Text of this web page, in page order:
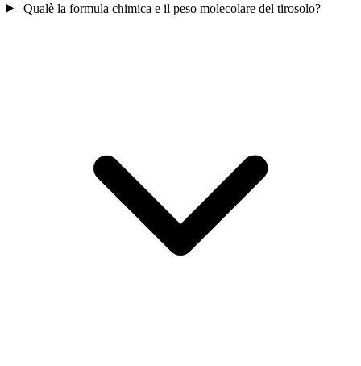
Qualè la formula chimica e il peso molecolare del tirosolo?